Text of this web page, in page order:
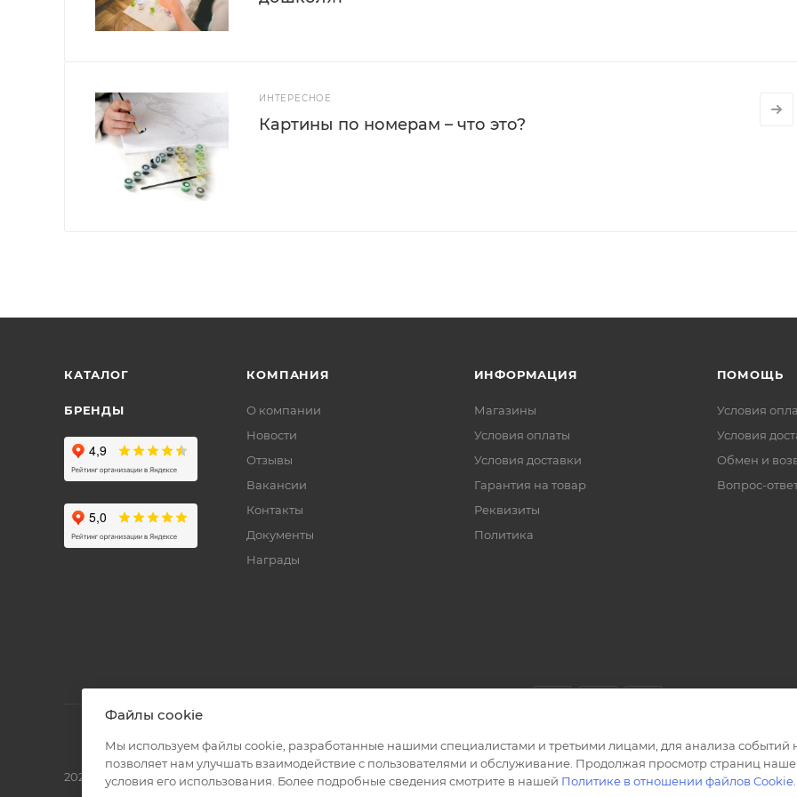
ИНТЕРЕСНОЕ
Картины по номерам – что это?
КАТАЛОГ
БРЕНДЫ
КОМПАНИЯ
О компании
Новости
Отзывы
Вакансии
Контакты
Документы
Награды
ИНФОРМАЦИЯ
Магазины
Условия оплаты
Условия доставки
Гарантия на товар
Реквизиты
Политика
ПОМОЩЬ
Условия
Условия
Обмен и
Вопрос-
2026 © Полиграф кит - интернет-магазин
Файлы cookie
Мы используем файлы cookie, разработанные нашими специалистами и третьими лицами, для анализа событий
позволяет нам улучшать взаимодействие с пользователями и обслуживание. Продолжая просмотр страниц
условия его использования. Более подробные сведения смотрите в нашей Политике в отношении файлов Cookie